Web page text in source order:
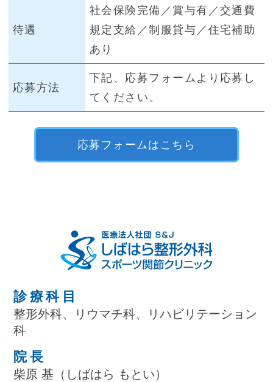
待遇
社会保険完備／賞与有／交通費
規定支給／制服貸与／住宅補助
あり
応募方法
下記、応募フォームより応募し
てください。
応募フォームはこちら
診療科目
整形外科、リウマチ科、リハビリテーション
科
院長
柴原 基（しばはら もとい）